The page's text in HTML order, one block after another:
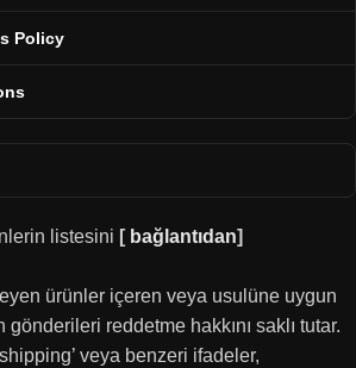
Policy
listesini [ bağlantıdan]
ürünler içeren veya usulüne uygun
reddetme hakkını saklı tutar.
veya benzeri ifadeler,